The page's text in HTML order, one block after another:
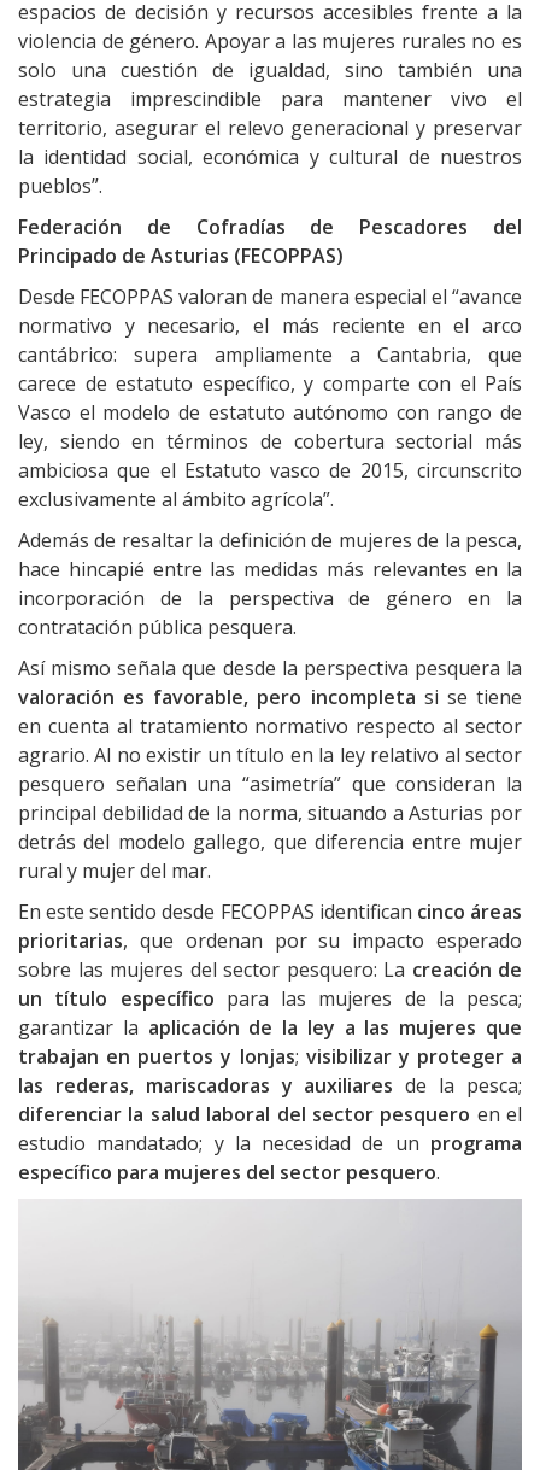
espacios de decisión y recursos accesibles frente a la
violencia de género. Apoyar a las mujeres rurales no es
solo una cuestión de igualdad, sino también una
estrategia imprescindible para mantener vivo el
territorio, asegurar el relevo generacional y preservar
la identidad social, económica y cultural de nuestros
pueblos”.
Federación de Cofradías de Pescadores del
Principado de Asturias (FECOPPAS)
Desde FECOPPAS valoran de manera especial el “avance
normativo y necesario, el más reciente en el arco
cantábrico: supera ampliamente a Cantabria, que
carece de estatuto específico, y comparte con el País
Vasco el modelo de estatuto autónomo con rango de
ley, siendo en términos de cobertura sectorial más
ambiciosa que el Estatuto vasco de 2015, circunscrito
exclusivamente al ámbito agrícola”.
Además de resaltar la definición de mujeres de la pesca,
hace hincapié entre las medidas más relevantes en la
incorporación de la perspectiva de género en la
contratación pública pesquera.
Así mismo señala que desde la perspectiva pesquera la
valoración es favorable, pero incompleta si se tiene
en cuenta al tratamiento normativo respecto al sector
agrario. Al no existir un título en la ley relativo al sector
pesquero señalan una “asimetría” que consideran la
principal debilidad de la norma, situando a Asturias por
detrás del modelo gallego, que diferencia entre mujer
rural y mujer del mar.
En este sentido desde FECOPPAS identifican cinco áreas
prioritarias, que ordenan por su impacto esperado
sobre las mujeres del sector pesquero: La creación de
un título específico para las mujeres de la pesca;
garantizar la aplicación de la ley a las mujeres que
trabajan en puertos y lonjas; visibilizar y proteger a
las rederas, mariscadoras y auxiliares de la pesca;
diferenciar la salud laboral del sector pesquero en el
estudio mandatado; y la necesidad de un programa
específico para mujeres del sector pesquero.